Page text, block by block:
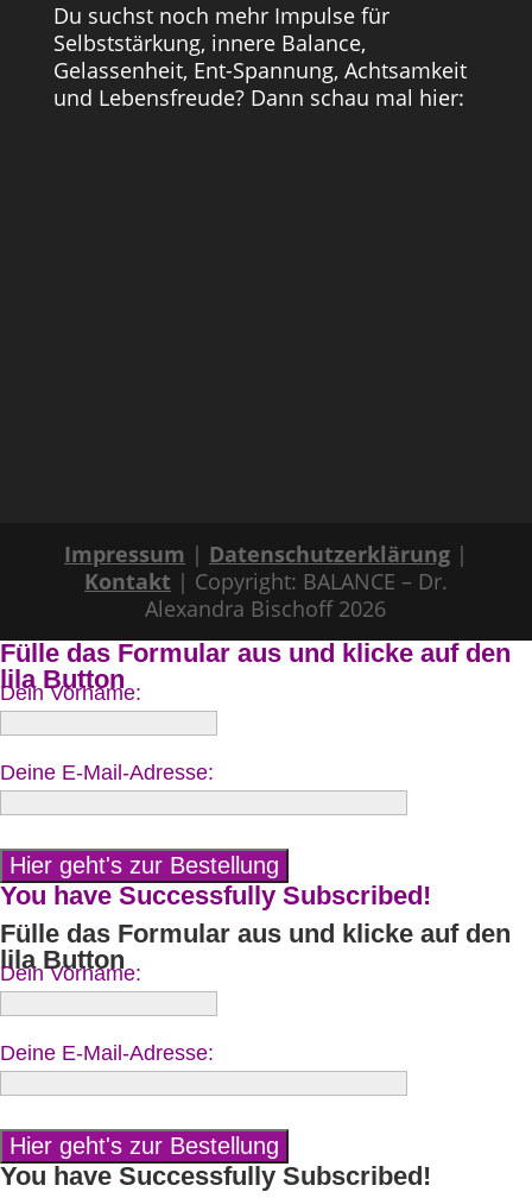
Du suchst noch mehr Impulse für
Selbststärkung, innere Balance,
Gelassenheit, Ent-Spannung, Achtsamkeit
und Lebensfreude? Dann schau mal hier:
Impressum | Datenschutzerklärung|
Kontakt | Copyright: BALANCE – Dr.
Alexandra Bischoff 2026
Fülle das Formular aus und klicke auf den
lila Button
Dein Vorname:
Deine E-Mail-Adresse:
You have Successfully Subscribed!
Fülle das Formular aus und klicke auf den
lila Button
Dein Vorname:
Deine E-Mail-Adresse:
You have Successfully Subscribed!